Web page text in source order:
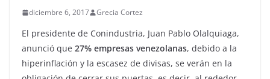
diciembre 6, 2017 Grecia Cortez
El presidente de Conindustria, Juan Pablo Olalquiaga,
anunció que 27% empresas venezolanas, debido a la
hiperinflación y la escasez de divisas, se verán en la